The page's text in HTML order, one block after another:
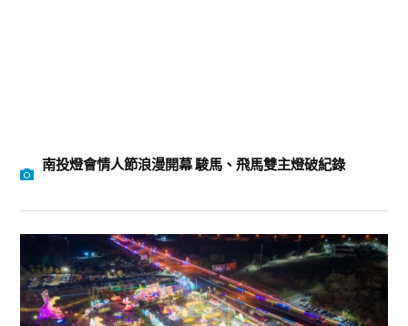
南投燈會情人節浪漫開幕 駿馬、飛馬雙主燈破紀錄